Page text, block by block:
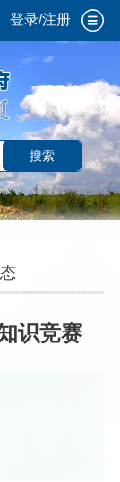
登录/注册
搜索
识竞赛